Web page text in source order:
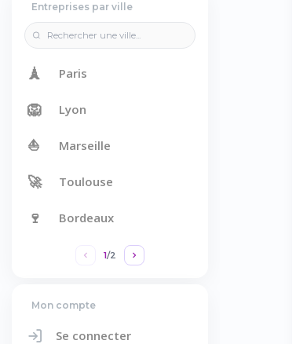
Entreprises par ville
🗼 Paris
🦁 Lyon
⛵ Marseille
🚀 Toulouse
🍷 Bordeaux
1/2
Mon compte
Se connecter